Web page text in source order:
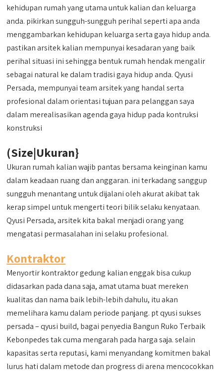
kehidupan rumah yang utama untuk kalian dan keluarga
anda. pikirkan sungguh-sungguh perihal seperti apa anda
menggambarkan kehidupan keluarga serta gaya hidup anda.
pastikan arsitek kalian mempunyai kesadaran yang baik
perihal situasi ini sehingga bentuk rumah hendak mengalir
sebagai natural ke dalam tradisi gaya hidup anda. Qyusi
Persada, mempunyai team arsitek yang handal serta
profesional dalam orientasi tujuan para pelanggan saya
dalam merealisasikan agenda gaya hidup pada kontruksi
konstruksi
(Size|Ukuran}
Ukuran rumah kalian wajib pantas bersama keinginan kamu
dalam keadaan ruang dan anggaran. ini terkadang sanggup
sungguh menantang untuk dijalani oleh akurat akibat tak
kerap simpel untuk mengerti teori bilik selaku kenyataan.
Qyusi Persada, arsitek kita bakal menjadi orang yang
mengatasi permasalahan ini selaku profesional.
Kontraktor
Menyortir kontraktor gedung kalian enggak bisa cukup
didasarkan pada dana saja, amat utama buat mereken
kualitas dan nama baik lebih-lebih dahulu, itu akan
memelihara kamu dalam periode panjang. pt qyusi sukses
persada – qyusi build, bagai penyedia Bangun Ruko Terbaik
Kebonpedes tak cuma mengarah pada harga saja. selain
kapasitas serta reputasi, kami menyandang komitmen bakal
lurus hati dalam metode dan progress di arena mencocokkan